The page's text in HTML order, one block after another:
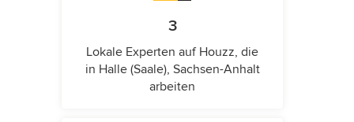
3
Lokale Experten auf Houzz, die
in Halle (Saale), Sachsen-Anhalt
arbeiten